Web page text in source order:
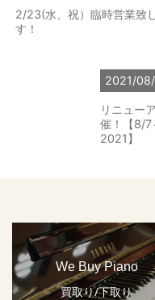
2/23(水、祝）臨時営業致
す！
2021/
リニュー
催！【8/
2021】
We Buy Piano
買取り/下取り